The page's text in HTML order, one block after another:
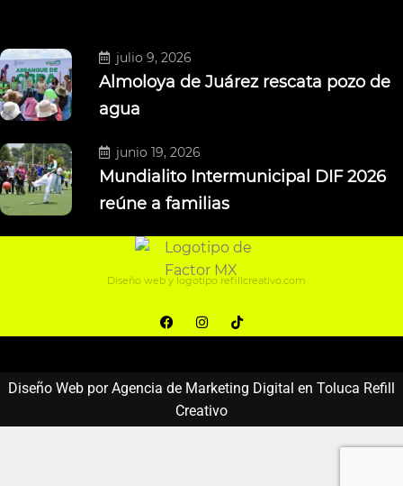
julio 9, 2026
Almoloya de Juárez rescata pozo de
agua
junio 19, 2026
Mundialito Intermunicipal DIF 2026
reúne a familias
Diseño web y logotipo refillcreativo.com
Diseño Web por Agencia de Marketing Digital en Toluca Refill
Creativo